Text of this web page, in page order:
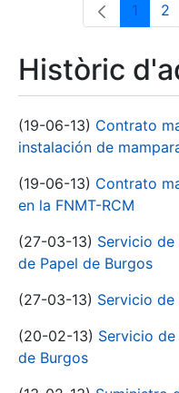
Pàgina
1 2
Històric
(19-06-13) Contrato
instalación de
(19-06-13) Contrato
en la FNMT-RCM
(27-03-13) Servicio
de Papel de Burgos
(27-03-13) Servicio de
(20-02-13) Servicio
de Burgos